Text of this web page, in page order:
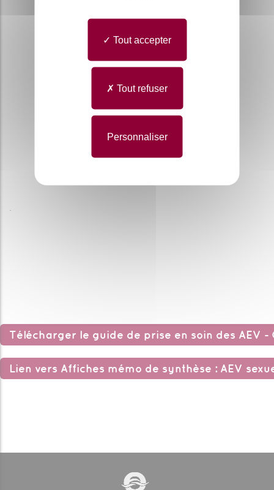
Télécharger le guide de prise en soin des AEV -
Lien vers Affiches mémo de synthèse : AEV
Tout accepter
Tout refuser
Personnaliser